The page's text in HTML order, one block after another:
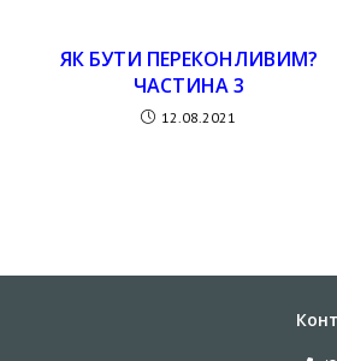
ЯК БУТИ ПЕРЕКОНЛИВИМ?
ЧАСТИНА 3
12.08.2021